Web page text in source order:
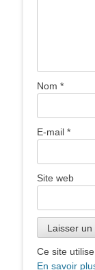
Nom *
E-mail *
Site web
Ce site
En savoir